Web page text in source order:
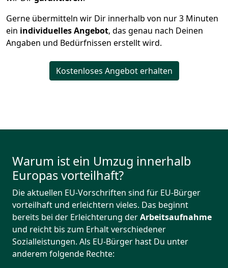
Gerne übermitteln wir Dir innerhalb von nur3 Minuten
ein individuelles Angebot, das genau nach Deinen
Angaben und Bedürfnissen erstellt wird.
Kostenloses Angebot erhalten
Warum ist ein Umzug innerhalb
Europas vorteilhaft?
Die aktuellen EU-Vorschriften sind für EU-Bürger
vorteilhaft und erleichtern vieles. Das beginnt
bereits bei der Erleichterung derArbeitsaufnahme
und reicht bis zum Erhalt verschiedener
Sozialleistungen. Als EU-Bürger hast Du unter
anderem folgende Rechte: